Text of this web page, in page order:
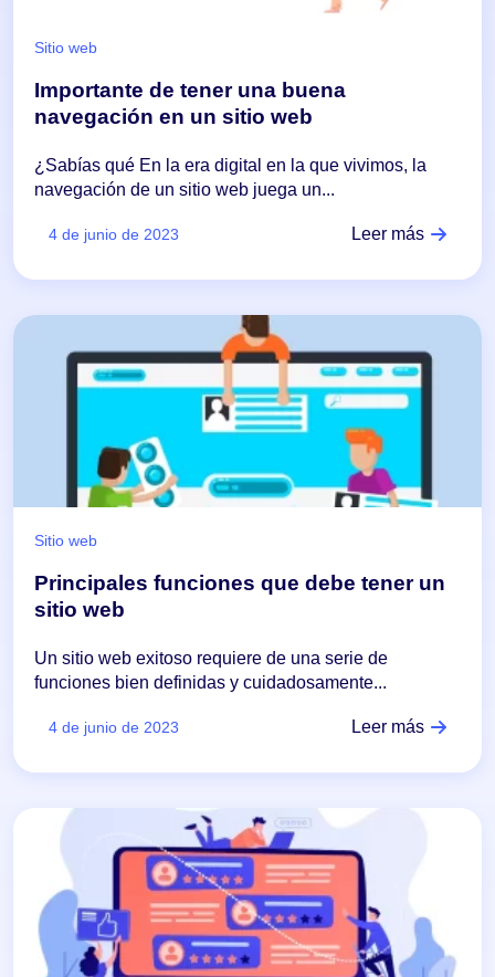
Sitio web
Importante de tener una buena
navegación en un sitio web
¿Sabías qué En la era digital en la que vivimos, la
navegación de un sitio web juega un...
4 de junio de 2023 Leer más
Sitio web
Principales funciones que debe tener un
sitio web
Un sitio web exitoso requiere de una serie de
funciones bien definidas y cuidadosamente...
4 de junio de 2023 Leer más